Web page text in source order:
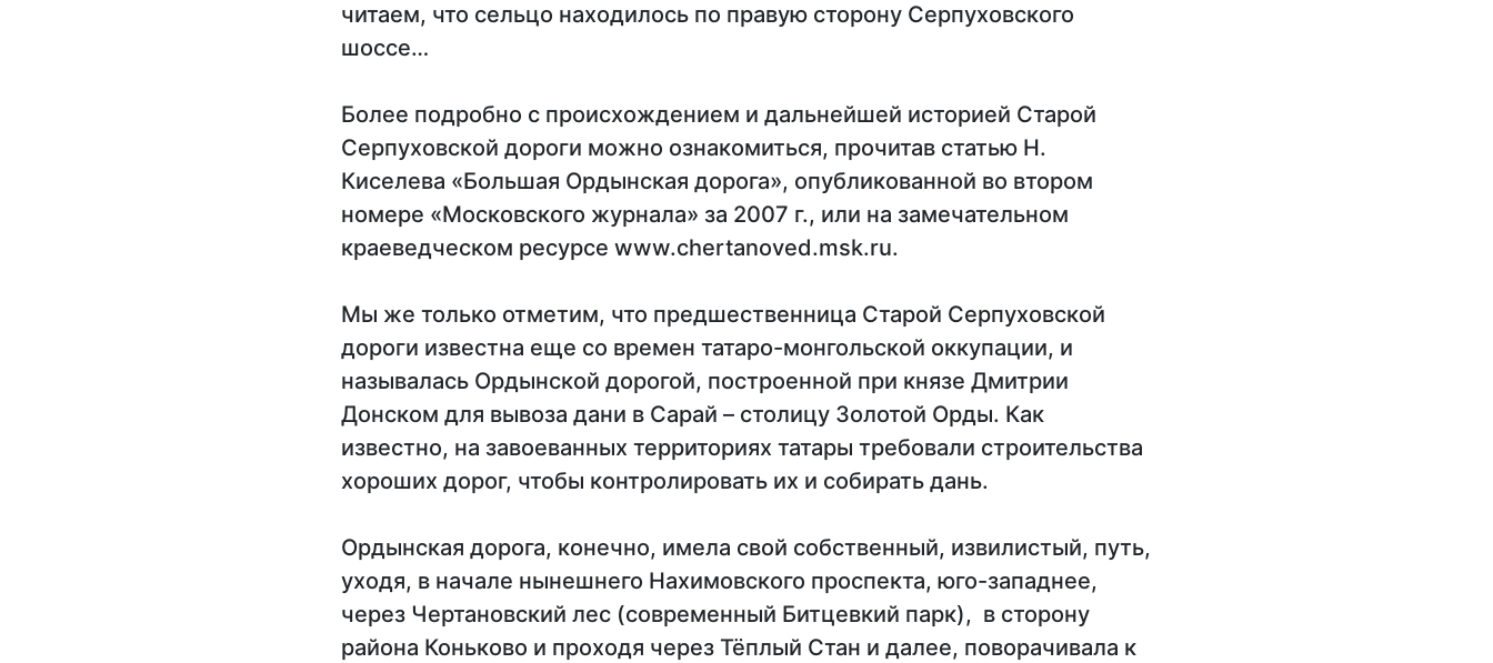
читаем, что сельцо находилось по правую сторону Серпуховского
шоссе…
Более подробно с происхождением и дальнейшей историей Старой
Серпуховской дороги можно ознакомиться, прочитав статью Н.
Киселева «Большая Ордынская дорога», опубликованной во втором
номере «Московского журнала» за 2007 г., или на замечательном
краеведческом ресурсе www.chertanoved.msk.ru.
Мы же только отметим, что предшественница Старой Серпуховской
дороги известна еще со времен татаро-монгольской оккупации, и
называлась Ордынской дорогой, построенной при князе Дмитрии
Донском для вывоза дани в Сарай – столицу Золотой Орды. Как
известно, на завоеванных территориях татары требовали строительства
хороших дорог, чтобы контролировать их и собирать дань.
Ордынская дорога, конечно, имела свой собственный, извилистый, путь,
уходя, в начале нынешнего Нахимовского проспекта, юго-западнее,
через Чертановский лес (современный Битцевкий парк), в сторону
района Коньково и проходя через Тёплый Стан и далее, поворачивала к